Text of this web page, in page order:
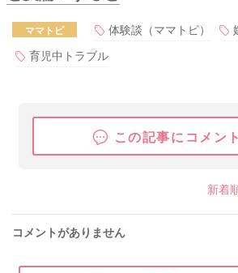
ママトピ 体験談（ママトピ）
育児中トラブル
この記事にコメン
新着
コメントがありません